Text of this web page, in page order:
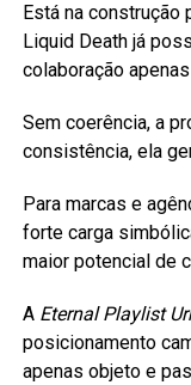
Está na
Liquid Death já
colaboração
Sem coerência, a
consistência, ela
Para marcas e
forte carga
maior potencial de
A Eternal Playlist
posicionamento
apenas objeto e